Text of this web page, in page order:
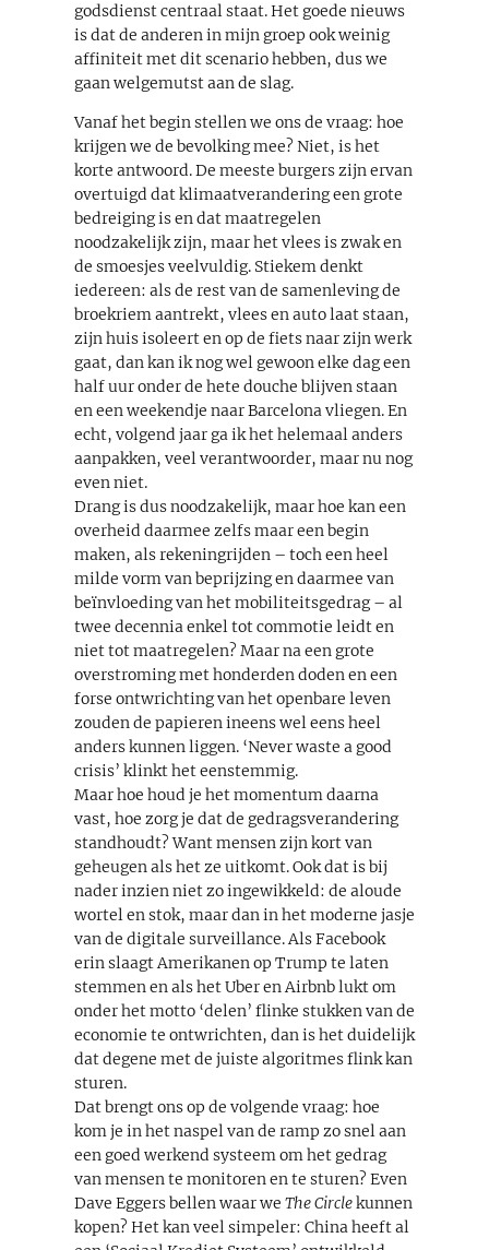
godsdienst centraal staat. Het goede nieuws
is dat de anderen in mijn groep ook weinig
affiniteit met dit scenario hebben, dus we
gaan welgemutst aan de slag.
Vanaf het begin stellen we ons de vraag: hoe
krijgen we de bevolking mee? Niet, is het
korte antwoord. De meeste burgers zijn ervan
overtuigd dat klimaatverandering een grote
bedreiging is en dat maatregelen
noodzakelijk zijn, maar het vlees is zwak en
de smoesjes veelvuldig. Stiekem denkt
iedereen: als de rest van de samenleving de
broekriem aantrekt, vlees en auto laat staan,
zijn huis isoleert en op de fiets naar zijn werk
gaat, dan kan ik nog wel gewoon elke dag een
half uur onder de hete douche blijven staan
en een weekendje naar Barcelona vliegen. En
echt, volgend jaar ga ik het helemaal anders
aanpakken, veel verantwoorder, maar nu nog
even niet.
Drang is dus noodzakelijk, maar hoe kan een
overheid daarmee zelfs maar een begin
maken, als rekeningrijden – toch een heel
milde vorm van beprijzing en daarmee van
beïnvloeding van het mobiliteitsgedrag – al
twee decennia enkel tot commotie leidt en
niet tot maatregelen? Maar na een grote
overstroming met honderden doden en een
forse ontwrichting van het openbare leven
zouden de papieren ineens wel eens heel
anders kunnen liggen. ‘Never waste a good
crisis’ klinkt het eenstemmig.
Maar hoe houd je het momentum daarna
vast, hoe zorg je dat de gedragsverandering
standhoudt? Want mensen zijn kort van
geheugen als het ze uitkomt. Ook dat is bij
nader inzien niet zo ingewikkeld: de aloude
wortel en stok, maar dan in het moderne jasje
van de digitale surveillance. Als Facebook
erin slaagt Amerikanen op Trump te laten
stemmen en als het Uber en Airbnb lukt om
onder het motto ‘delen’ flinke stukken van de
economie te ontwrichten, dan is het duidelijk
dat degene met de juiste algoritmes flink kan
sturen.
Dat brengt ons op de volgende vraag: hoe
kom je in het naspel van de ramp zo snel aan
een goed werkend systeem om het gedrag
van mensen te monitoren en te sturen? Even
Dave Eggers bellen waar we The Circlekunnen
kopen? Het kan veel simpeler: China heeft al